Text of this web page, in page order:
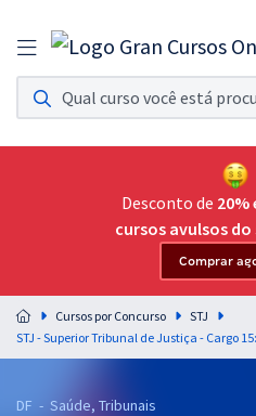
Assinatura Ilimitada 11
Acesso a todos os cursos. Teste grátis por
Assinatura OAB Até Passar
Acesso ilimitado a toda preparação para
Residências Multiprofissionais
Preparação completa e intensiva para
residências em saúde do Brasil
Desconto de 20%
cursos avulsos do
Comprar
Cursos por Concurso
STJ
DF - Saúde, Tribunais